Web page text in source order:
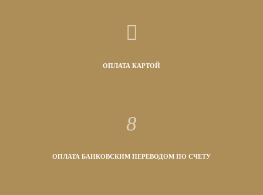
ОПЛАТА КАРТОЙ
ОПЛАТА БАНКОВСКИМ ПЕРЕВОДОМ ПО СЧЕТУ